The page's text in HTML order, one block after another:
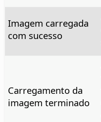
Imagem carregada
com sucesso
Carregamento da
imagem terminado